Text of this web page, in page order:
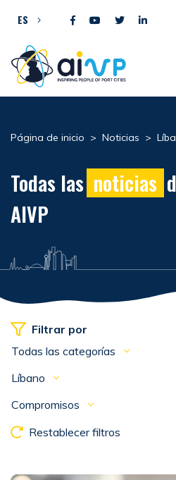
ES
Página de inicio > Noticias >
Todas las noticias
AIVP
Filtrar por
Todas las categorías
Líbano
Compromisos
Restablecer filtros